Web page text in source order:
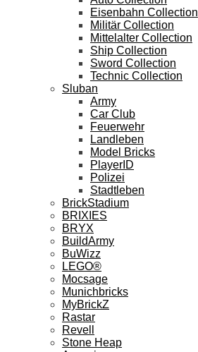
Eisenbahn Collection
Militär Collection
Mittelalter Collection
Ship Collection
Sword Collection
Technic Collection
Sluban
Army
Car Club
Feuerwehr
Landleben
Model Bricks
PlayerID
Polizei
Stadtleben
BrickStadium
BRIXIES
BRYX
BuildArmy
BuWizz
LEGO®
Mocsage
Munichbricks
MyBrickZ
Rastar
Revell
Stone Heap